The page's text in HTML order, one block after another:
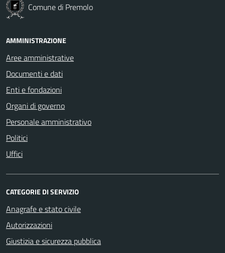
Comune di Premolo
AMMINISTRAZIONE
Aree amministrative
Documenti e dati
Enti e fondazioni
Organi di governo
Personale amministrativo
Politici
Uffici
CATEGORIE DI SERVIZIO
Anagrafe e stato civile
Autorizzazioni
Giustizia e sicurezza pubblica